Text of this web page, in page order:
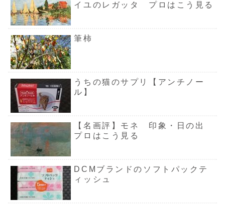
イユのレガッタ プロはこう見る
筆柿
うちの猫のサプリ【アンチノー
ル】
【名画評】モネ 印象・日の出
プロはこう見る
DCMブランドのソフトパックテ
ィッシュ